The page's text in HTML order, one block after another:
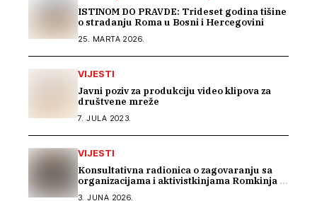
ISTINOM DO PRAVDE: Trideset godina tišine
o stradanju Roma u Bosni i Hercegovini
25. MARTA 2026.
VIJESTI
Javni poziv za produkciju video klipova za
društvene mreže
7. JULA 2023.
VIJESTI
Konsultativna radionica o zagovaranju sa
organizacijama i aktivistkinjama Romkinja i
3. JUNA 2026.